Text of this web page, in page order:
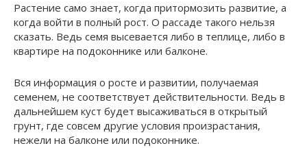
Растение само знает, когда притормозить развитие, а
когда войти в полный рост. О рассаде такого нельзя
сказать. Ведь семя высевается либо в теплице, либо в
квартире на подоконнике или балконе.
Вся информация о росте и развитии, получаемая
семенем, не соответствует действительности. Ведь в
дальнейшем куст будет высаживаться в открытый
грунт, где совсем другие условия произрастания,
нежели на балконе или подоконнике.